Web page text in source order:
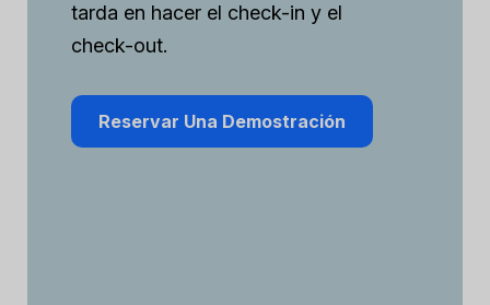
tarda en hacer el check-in y el
check-out.
Reservar Una Demostración